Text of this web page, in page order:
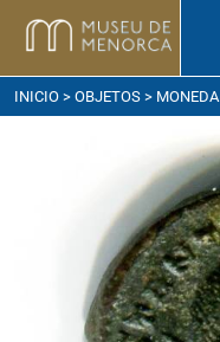
llegar
INICIO > OBJETOS > MONEDA